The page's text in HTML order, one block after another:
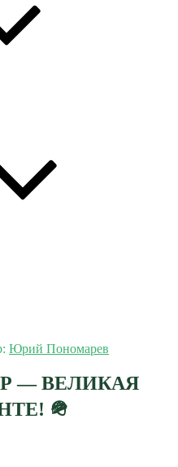
Юрий Пономарев
— ВЕЛИКАЯ
🪖